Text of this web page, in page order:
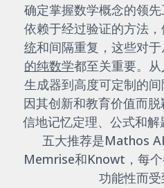
确定掌握数学概念的领
依赖于经过验证的方法，
统和间隔重复，这些对
的纯数学都至关重要。
生成器到高度可定制的
因其创新和教育价值而
信地记忆定理、公式和
五大推荐是Mathos
Memrise和Knowt，每
功能性而受